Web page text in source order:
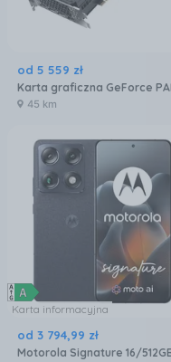
od 5 559 zł
45 km
Karta informacyjna
od 3 794,99 zł